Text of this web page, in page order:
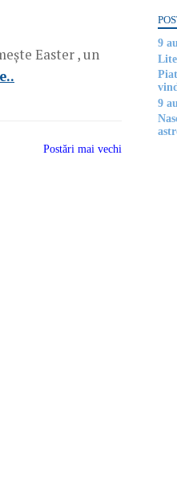
Easter , un
Postări mai vechi
9
9